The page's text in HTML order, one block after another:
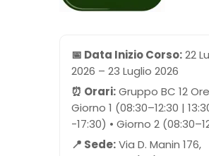
📅 Data Inizio Corso:22
2026 – 23 Luglio 2026
⏰ Orari:Gruppo BC 12
Giorno 1 (08:30–12:30 |
-17:30) • Giorno 2
📍 Sede:Via D. Manin 176,